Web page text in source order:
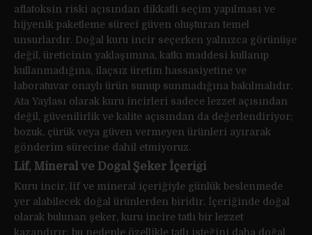
aflatoksin riski açısından dikkatli seçim yapılması ve
hijyenik paketleme süreci güven oluşturan temel
unsurlardır. Doğal kuru incir seçerken yalnızca görünüşe
değil, üreticinin yaklaşımına, katkı maddesi kullanıp
kullanmadığına, ilaçsız üretim hassasiyetine ve
laboratuvar onaylı ürün sunup sunmadığına bakılmalıdır.
Ata Yaylası olarak kuru incirleri sadece lezzet açısından
değil, güvenilirlik ve kalite açısından da değerlendiriyor;
bozuk, çürük veya güven vermeyen ürünleri ayırarak
gönderim sürecine dahil etmiyoruz.
Lif, Mineral ve Doğal Şeker İçeriği
Kuru incir, lif ve mineral içeriğiyle günlük beslenmede
yer alabilecek doğal ürünlerden biridir. İçeriğinde doğal
olarak bulunan şeker, kuru incire tatlı bir lezzet
kazandırır; bu nedenle özellikle tatlı isteğini daha doğal